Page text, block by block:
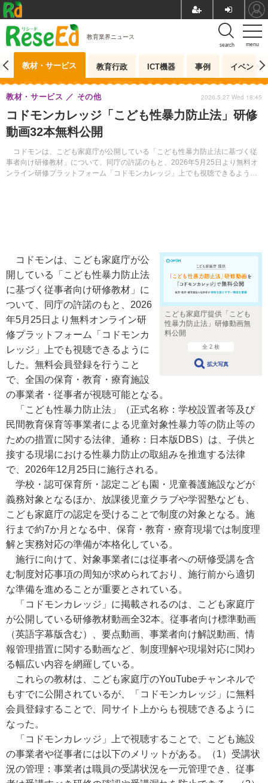
menu
search
教育業界ニュース
教材・サービス 教育行政 ICT機器 事例 イベント
コドモンカレッジ「こども性暴力防止法」研修
動画32本無料公開
コドモンは、こども家庭庁が公開している「こども性暴力防止法に基づく従
事者向け研修教材」について、同庁の許諾のもと、2026年5月25日より無料オ
ンライン研修プラットフォーム「コドモンカレッジ」上でも視聴できるように
教材・サービス その他 2026.5.27 Wed 18:45
こども家庭庁提供「こども
性暴力防止法」研修動画無
料公開
全 2 枚
拡大写真
コドモンは、こども家庭庁が公
開している「こども性暴力防止法
に基づく従事者向け研修教材」に
ついて、同庁の許諾のもと、2026
年5月25日より無料オンライン研
修プラットフォーム「コドモンカ
レッジ」上でも視聴できるように
した。無料会員登録を行うこと
で、全国の保育・教育・療育施設
の事業者・従事者が視聴可能となる。
「こども性暴力防止法」（正式名称：学校設置者等及び
民間教育保育等事業者による児童対象性暴力等の防止等の
ための措置に関する法律、通称：日本版DBS）は、子供と
接する現場における性暴力防止の取組みを推進する法律
で、2026年12月25日に施行される。
学校・認可保育所・認定こども園・児童養護施設などが
義務対象となるほか、放課後児童クラブや学習塾なども、
こども家庭庁の認定を受けることで制度の対象となる。施
行まで約7か月となる中、保育・教育・療育現場では制度理
解と実務対応の準備が本格化している。
施行に向けて、対象事業者には従事者への研修受講を含
む制度対応事項の周知が求められており、施行前から適切
な準備を進めることが重要とされている。
「コドモンカレッジ」に掲載されるのは、こども家庭庁
が公開している研修教材動画全32本。従事者向け標準動画
（英語字幕版含む）、要点動画、事業者向け解説動画、情
報管理措置に関する動画など、制度理解や現場対応に関わ
る幅広い内容を網羅している。
これらの教材は、こども家庭庁のYouTubeチャンネルで
もすでに公開されているが、「コドモンカレッジ」に無料
会員登録することで、同サイト上からも視聴できるように
なった。
「コドモンカレッジ」上で視聴することで、こども施設
の事業者や従事者には以下のメリットがある。（1）受講状
況の管理：事業者は職員の受講状況を一元管理でき、従事